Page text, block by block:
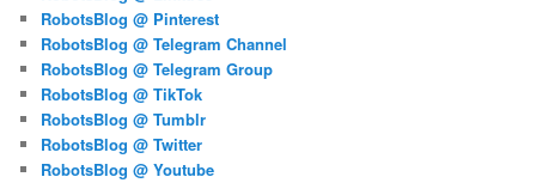
RobotsBlog @ Pinterest
RobotsBlog @ Telegram Channel
RobotsBlog @ Telegram Group
RobotsBlog @ TikTok
RobotsBlog @ Tumblr
RobotsBlog @ Twitter
RobotsBlog @ Youtube